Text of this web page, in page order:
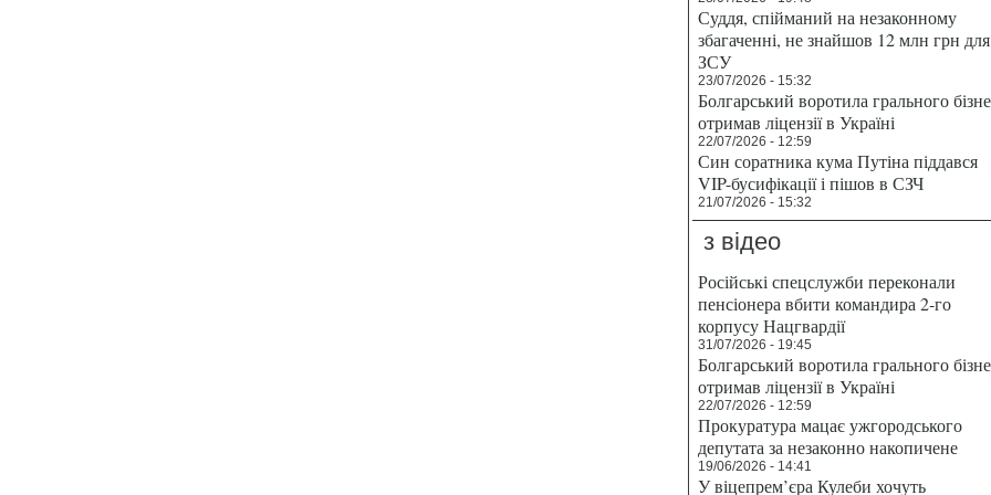
Суддя, спійманий на незаконному
збагаченні, не знайшов 12 млн грн для
ЗСУ
23/07/2026 - 15:32
Болгарський воротила грального
отримав ліцензії в Україні
22/07/2026 - 12:59
Син соратника кума Путіна піддався
VIP-бусифікації і пішов в СЗЧ
21/07/2026 - 15:32
з відео
Російські спецслужби переконали
пенсіонера вбити командира 2-го
корпусу Нацгвардії
31/07/2026 - 19:45
Болгарський воротила грального
отримав ліцензії в Україні
22/07/2026 - 12:59
Прокуратура мацає ужгородського
депутата за незаконно накопичене
19/06/2026 - 14:41
У віцепрем’єра Кулеби хочуть